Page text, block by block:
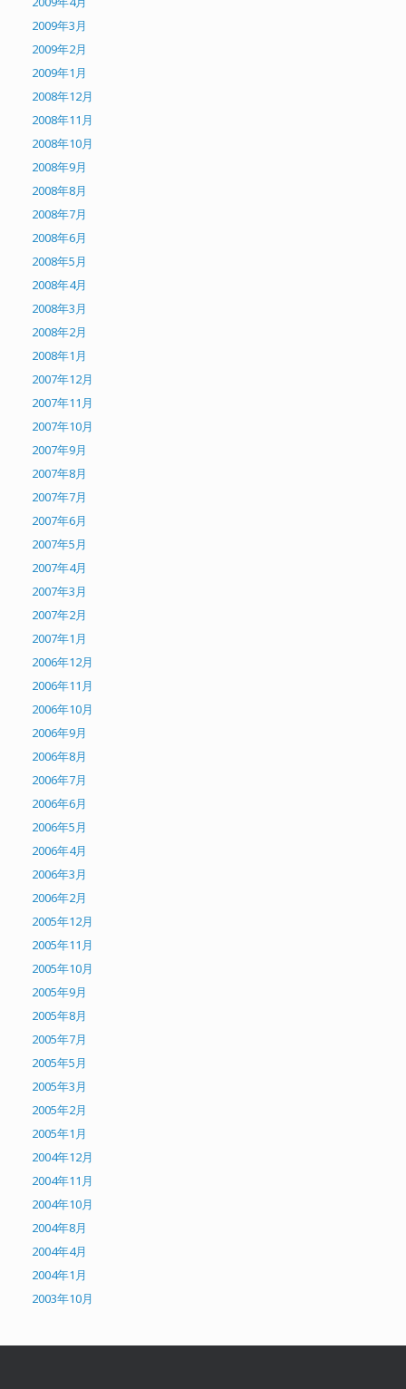
2009年3月
2009年2月
2009年1月
2008年12月
2008年11月
2008年10月
2008年9月
2008年8月
2008年7月
2008年6月
2008年5月
2008年4月
2008年3月
2008年2月
2008年1月
2007年12月
2007年11月
2007年10月
2007年9月
2007年8月
2007年7月
2007年6月
2007年5月
2007年4月
2007年3月
2007年2月
2007年1月
2006年12月
2006年11月
2006年10月
2006年9月
2006年8月
2006年7月
2006年6月
2006年5月
2006年4月
2006年3月
2006年2月
2005年12月
2005年11月
2005年10月
2005年9月
2005年8月
2005年7月
2005年5月
2005年3月
2005年2月
2005年1月
2004年12月
2004年11月
2004年10月
2004年8月
2004年4月
2004年1月
2003年10月